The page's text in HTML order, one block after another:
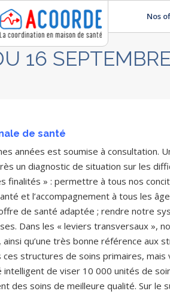
Nos
16
de santé
années est soumise à consultation.
un diagnostic de situation sur les
» : permettre à tous nos
et l’accompagnement à tous les
de santé adaptée ; rendre notre
Dans les « leviers transversaux »,
qu’une très bonne référence aux
structures de soins primaires, mais
de viser 10 000 unités de
des soins de meilleure qualité. Sur le